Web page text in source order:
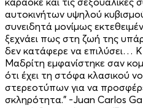
αυτοκινήτων υψηλού
συνειδητά μονίμως
ξεχνάει πως στη ζωή της
δεν κατάφερε να επιλύσει…
Μαδρίτη εμφανίστηκε σαν
ότι έχει τη στόφα κλασικού
στερεοτύπων για να
σκληρότητα." -Juan Carlos